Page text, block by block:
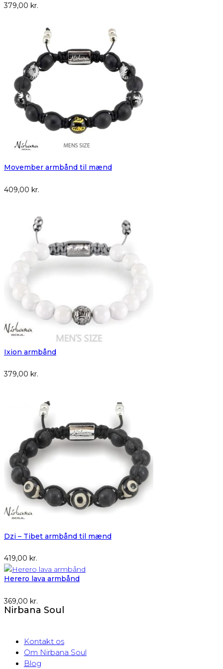
379,00 kr.
Movember armbånd til mænd
409,00 kr.
Ixion armbånd
379,00 kr.
Dzi – Tibet armbånd til mænd
419,00 kr.
Herero lava armbånd
369,00 kr.
Nirbana Soul
Kontakt os
Om Nirbana Soul
Blog